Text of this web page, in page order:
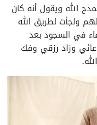
الله ويقول أنه كان
ولجأت لطريق الله
في السجود بعد
وزاد رزقي وفك